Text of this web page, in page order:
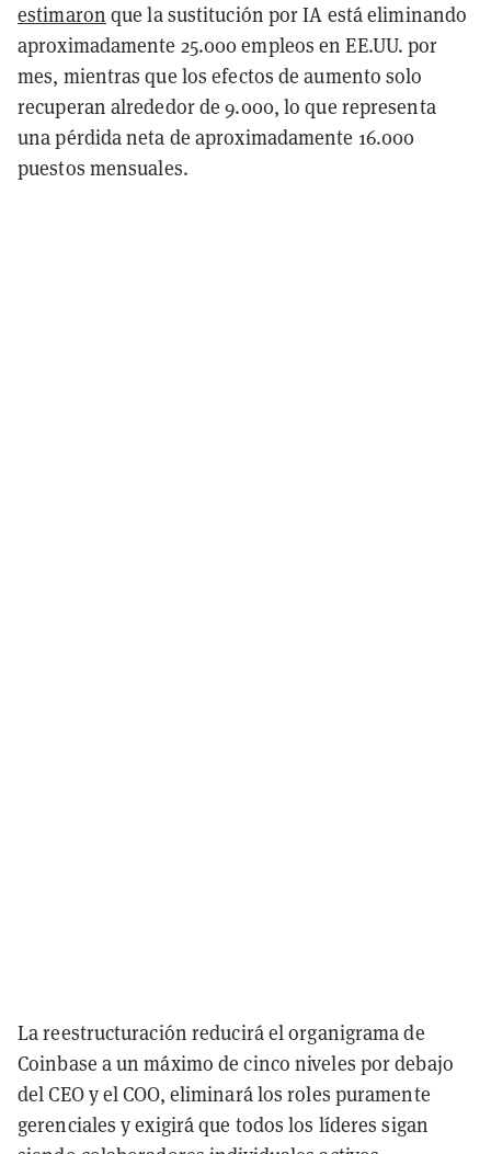
estimaron que la sustitución por IA está eliminando
aproximadamente 25.000 empleos en EE.UU. por
mes, mientras que los efectos de aumento solo
recuperan alrededor de 9.000, lo que representa
una pérdida neta de aproximadamente 16.000
puestos mensuales.
La reestructuración reducirá el organigrama de
Coinbase a un máximo de cinco niveles por debajo
del CEO y el COO, eliminará los roles puramente
gerenciales y exigirá que todos los líderes sigan